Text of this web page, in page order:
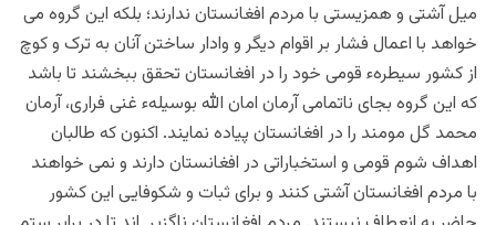
میل آشتی و همزیستی با مردم افغانستان ندارند؛ بلکه این گروه می
خواهد با اعمال فشار بر اقوام دیگر و وادار ساختن آنان به ترک و کوچ
از کشور سیطرهء قومی خود را در افغانستان تحقق ببخشند تا باشد
که این گروه بجای ناتمامی آرمان امان الله بوسیلهء غنی فراری، آرمان
محمد گل مومند را در افغانستان پیاده نمایند. اکنون که طالبان
اهداف شوم قومی و استخباراتی در افغانستان دارند و نمی خواهند
با مردم افغانستان آشتی کنند و برای ثبات و شکوفایی این کشور